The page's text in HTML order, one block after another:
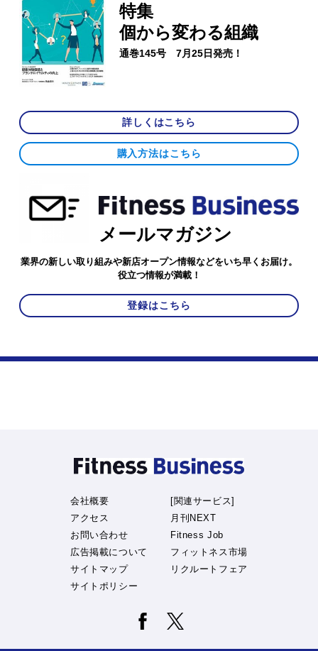
特集
個から変わる組織
通巻145号 7月25日発売！
詳しくはこちら
購入方法はこちら
メールマガジン
業界の新しい取り組みや新店オープン情報などをいち早くお届け。
役立つ情報が満載！
登録はこちら
会社概要
アクセス
お問い合わせ
広告掲載について
サイトマップ
サイトポリシー
[関連サービス]
月刊NEXT
Fitness Job
フィットネス市場
リクルートフェア